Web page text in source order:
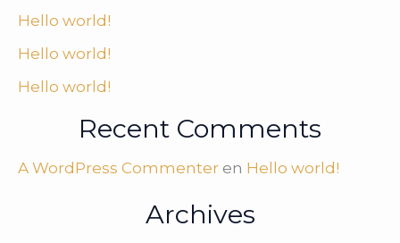
Hello world!
Hello world!
Hello world!
Recent Comments
A WordPress Commenter en Hello world!
Archives